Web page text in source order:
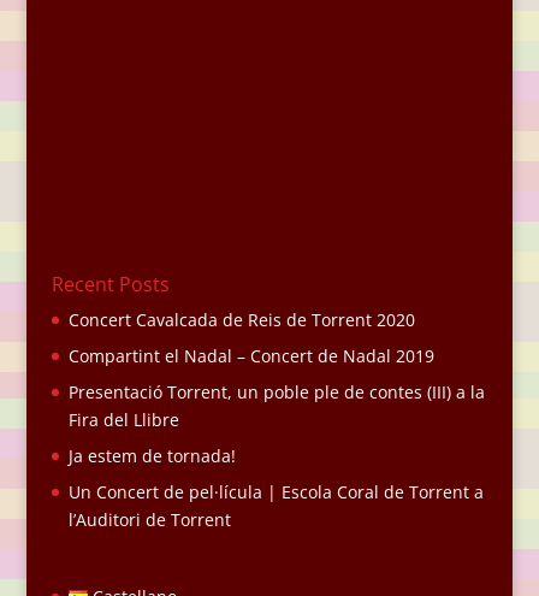
Recent Posts
Concert Cavalcada de Reis de Torrent 2020
Compartint el Nadal – Concert de Nadal 2019
Presentació Torrent, un poble ple de contes (III) a la
Fira del Llibre
Ja estem de tornada!
Un Concert de pel·lícula | Escola Coral de Torrent a
l’Auditori de Torrent